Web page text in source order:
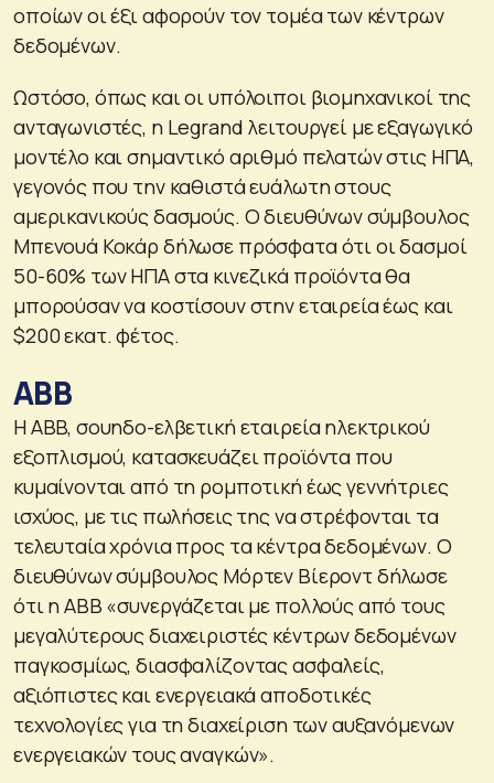
οποίων οι έξι αφορούν τον τομέα των κέντρων
δεδομένων.
Ωστόσο, όπως και οι υπόλοιποι βιομηχανικοί της
ανταγωνιστές, η Legrand λειτουργεί με εξαγωγικό
μοντέλο και σημαντικό αριθμό πελατών στις ΗΠΑ,
γεγονός που την καθιστά ευάλωτη στους
αμερικανικούς δασμούς. Ο διευθύνων σύμβουλος
Μπενουά Κοκάρ δήλωσε πρόσφατα ότι οι δασμοί
50-60% των ΗΠΑ στα κινεζικά προϊόντα θα
μπορούσαν να κοστίσουν στην εταιρεία έως και
$200 εκατ. φέτος.
ABB
Η ABB, σουηδο-ελβετική εταιρεία ηλεκτρικού
εξοπλισμού, κατασκευάζει προϊόντα που
κυμαίνονται από τη ρομποτική έως γεννήτριες
ισχύος, με τις πωλήσεις της να στρέφονται τα
τελευταία χρόνια προς τα κέντρα δεδομένων. Ο
διευθύνων σύμβουλος Μόρτεν Βίεροντ δήλωσε
ότι η ABB «συνεργάζεται με πολλούς από τους
μεγαλύτερους διαχειριστές κέντρων δεδομένων
παγκοσμίως, διασφαλίζοντας ασφαλείς,
αξιόπιστες και ενεργειακά αποδοτικές
τεχνολογίες για τη διαχείριση των αυξανόμενων
ενεργειακών τους αναγκών».